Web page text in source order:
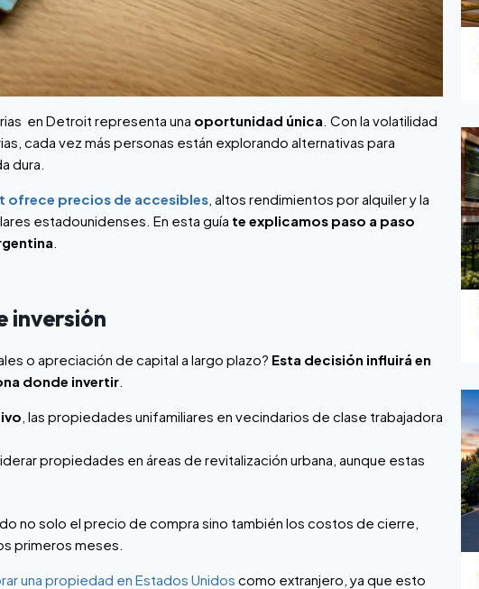
en Detroit representa una oportunidad única . Con la volatilidad
cada vez más personas están explorando alternativas para
dura.
ofrece precios de accesibles , altos rendimientos por alquiler y la
estadounidenses. En esta guía te explicamos paso a paso
inversión
o apreciación de capital a largo plazo? Esta decisión influirá en
donde invertir
, las propiedades unifamiliares en vecindarios de clase trabajadora
propiedades en áreas de revitalización urbana, aunque estas
no solo el precio de compra sino también los costos de cierre,
primeros meses.
una propiedad en Estados Unidos como extranjero, ya que esto